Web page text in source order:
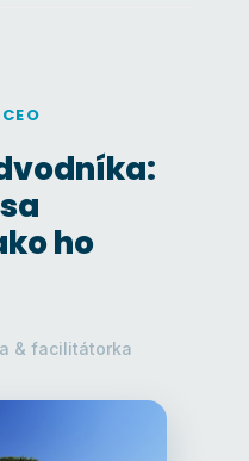
ho
& facilitátorka